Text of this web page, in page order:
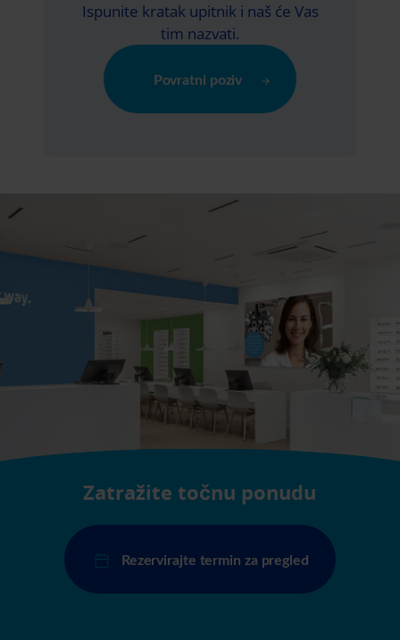
Ispunite kratak upitnik i naš će Vas
tim nazvati.
Povratni poziv
Zatražite točnu ponudu
Rezervirajte termin za pregled